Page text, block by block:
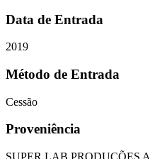
Data de Entrada
2019
Método de Entrada
Cessão
Proveniência
SUPER LAB PRODUÇÕES